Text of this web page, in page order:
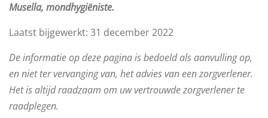
Musella, mondhygiëniste.
Laatst bijgewerkt: 31 december 2022
De informatie op deze pagina is bedoeld als aanvulling op,
en niet ter vervanging van, het advies van een zorgverlener.
Het is altijd raadzaam om uw vertrouwde zorgverlener te
raadplegen.